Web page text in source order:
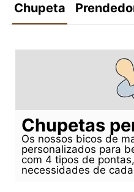
Chupeta
Chupetas
Os nossos bicos de
personalizados para
com 4 tipos de
necessidades de